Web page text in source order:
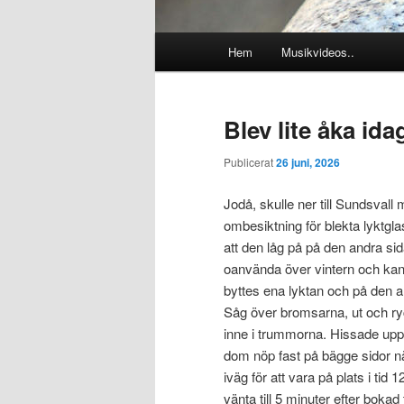
Hem Musikvideos..
Blev lite åka
Publicerat26 juni, 2026
Jodå, skulle ner till Sundsvall
ombesiktning för blekta
att den låg på på den andra
oanvända över vintern och
byttes ena lyktan och på den
Såg över bromsarna, ut och
inne i trummorna. Hissade
dom nöp fast på bägge sidor
iväg för att vara på plats i tid
vänta till 5 minuter efter bokad